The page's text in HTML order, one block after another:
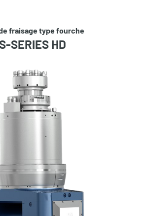
fraisage type fourche
S-SERIES HD